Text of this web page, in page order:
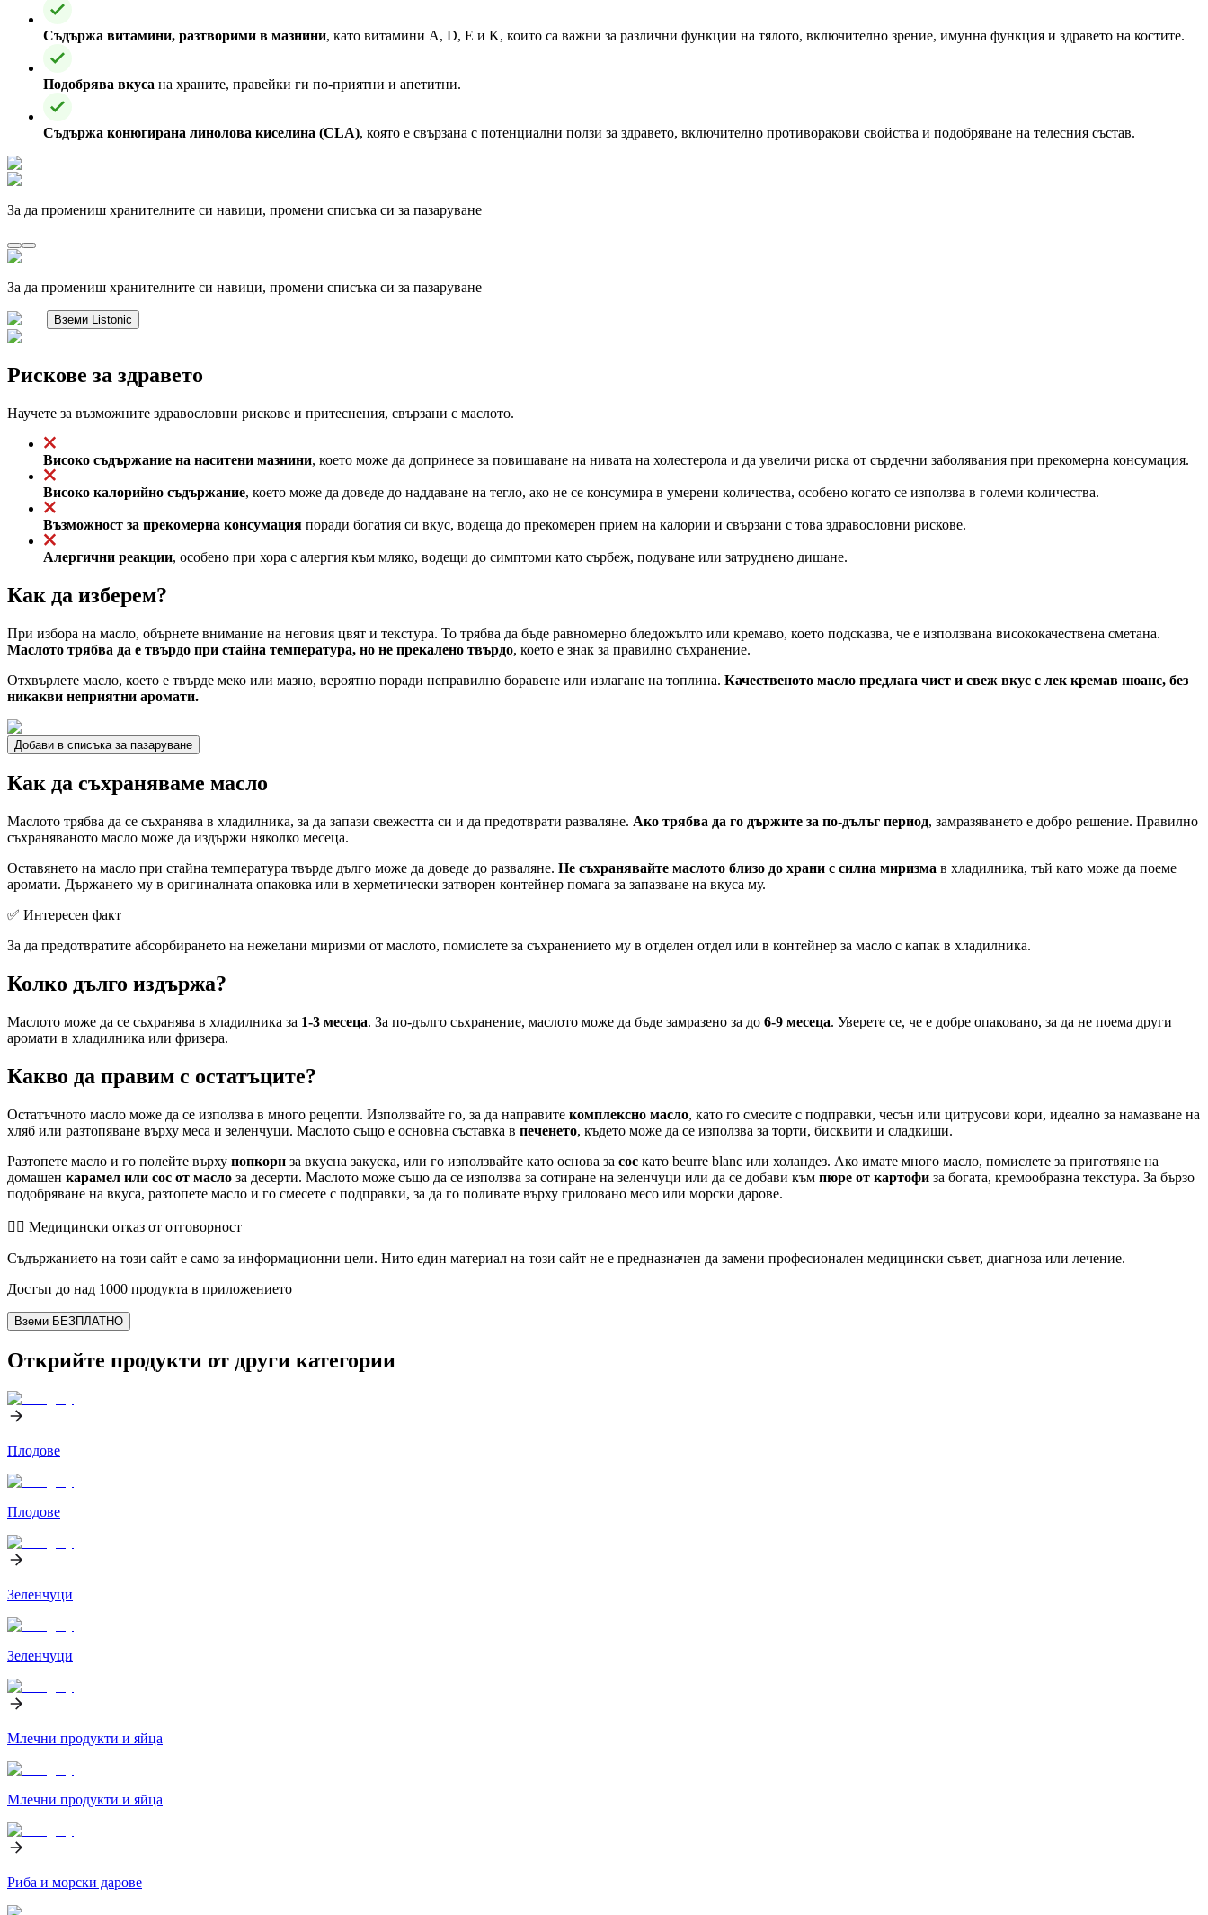
Съдържа витамини, разтворими в мазнини, като витамини A, D, E и K, които са важни за различни функции на тялото, включително зрение, имунна функция и здравето на костите.
Подобрява вкуса на храните, правейки ги по-приятни и апетитни.
Съдържа конюгирана линолова киселина (CLA), която е свързана с потенциални ползи за здравето, включително противоракови свойства и подобряване на телесния състав.
За да промениш хранителните си навици, промени списъка си за пазаруване
За да промениш хранителните си навици, промени списъка си за пазаруване
Вземи Listonic
Рискове за здравето
Научете за възможните здравословни рискове и притеснения, свързани с маслото.
Високо съдържание на наситени мазнини, което може да допринесе за повишаване на нивата на холестерола и да увеличи риска от сърдечни заболявания при прекомерна консумация.
Високо калорийно съдържание, което може да доведе до наддаване на тегло, ако не се консумира в умерени количества, особено когато се използва в големи количества.
Възможност за прекомерна консумация поради богатия си вкус, водеща до прекомерен прием на калории и свързани с това здравословни рискове.
Алергични реакции, особено при хора с алергия към мляко, водещи до симптоми като сърбеж, подуване или затруднено дишане.
Как да изберем?
При избора на масло, обърнете внимание на неговия цвят и текстура. То трябва да бъде равномерно бледожълто или кремаво, което подсказва, че е използвана висококачествена сметана.
Маслото трябва да е твърдо при стайна температура, но не прекалено твърдо, което е знак за правилно съхранение.
Отхвърлете масло, което е твърде меко или мазно, вероятно поради неправилно боравене или излагане на топлина. Качественото масло предлага чист и свеж вкус с лек кремав нюанс, без
никакви неприятни аромати.
Добави в списъка за пазаруване
Как да съхраняваме масло
Маслото трябва да се съхранява в хладилника, за да запази свежестта си и да предотврати разваляне. Ако трябва да го държите за по-дълъг период, замразяването е добро решение. Правилно
съхраняваното масло може да издържи няколко месеца.
Оставянето на масло при стайна температура твърде дълго може да доведе до разваляне. Не съхранявайте маслото близо до храни с силна миризма в хладилника, тъй като може да поеме
аромати. Държането му в оригиналната опаковка или в херметически затворен контейнер помага за запазване на вкуса му.
✅ Интересен факт
За да предотвратите абсорбирането на нежелани миризми от маслото, помислете за съхранението му в отделен отдел или в контейнер за масло с капак в хладилника.
Колко дълго издържа?
Маслото може да се съхранява в хладилника за 1-3 месеца. За по-дълго съхранение, маслото може да бъде замразено за до 6-9 месеца. Уверете се, че е добре опаковано, за да не поема други
аромати в хладилника или фризера.
Какво да правим с остатъците?
Остатъчното масло може да се използва в много рецепти. Използвайте го, за да направите комплексно масло, като го смесите с подправки, чесън или цитрусови кори, идеално за намазване на
хляб или разтопяване върху меса и зеленчуци. Маслото също е основна съставка в печенето, където може да се използва за торти, бисквити и сладкиши.
Разтопете масло и го полейте върху попкорн за вкусна закуска, или го използвайте като основа за сос като beurre blanc или холандез. Ако имате много масло, помислете за приготвяне на
домашен карамел или сос от масло за десерти. Маслото може също да се използва за сотиране на зеленчуци или да се добави към пюре от картофи за богата, кремообразна текстура. За бързо
подобряване на вкуса, разтопете масло и го смесете с подправки, за да го поливате върху гриловано месо или морски дарове.
👨‍⚕️️ Медицински отказ от отговорност
Съдържанието на този сайт е само за информационни цели. Нито един материал на този сайт не е предназначен да замени професионален медицински съвет, диагноза или лечение.
Достъп до над 1000 продукта в приложението
Вземи БЕЗПЛАТНО
Открийте продукти от други категории
Плодове
Плодове
Зеленчуци
Зеленчуци
Млечни продукти и яйца
Млечни продукти и яйца
Риба и морски дарове